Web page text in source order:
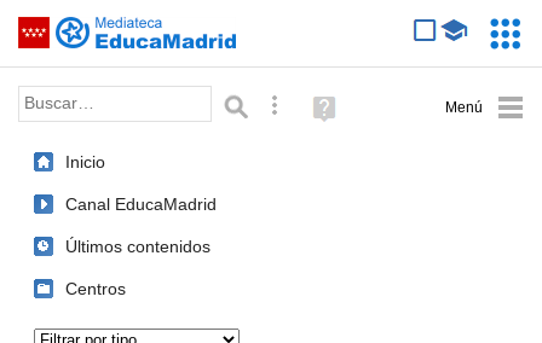
Saltar navegación
Palabra o frase: Búsqueda avanzada
Ayuda
(en
Inicio
Canal EducaMadrid
Últimos contenidos
Centros